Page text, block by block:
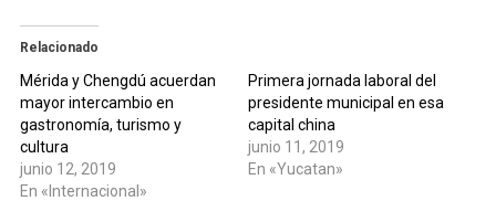
Relacionado
Mérida y Chengdú acuerdan
mayor intercambio en
gastronomía, turismo y
cultura
junio 12, 2019
En «Internacional»
Primera jornada laboral del
presidente municipal en esa
capital china
junio 11, 2019
En «Yucatan»